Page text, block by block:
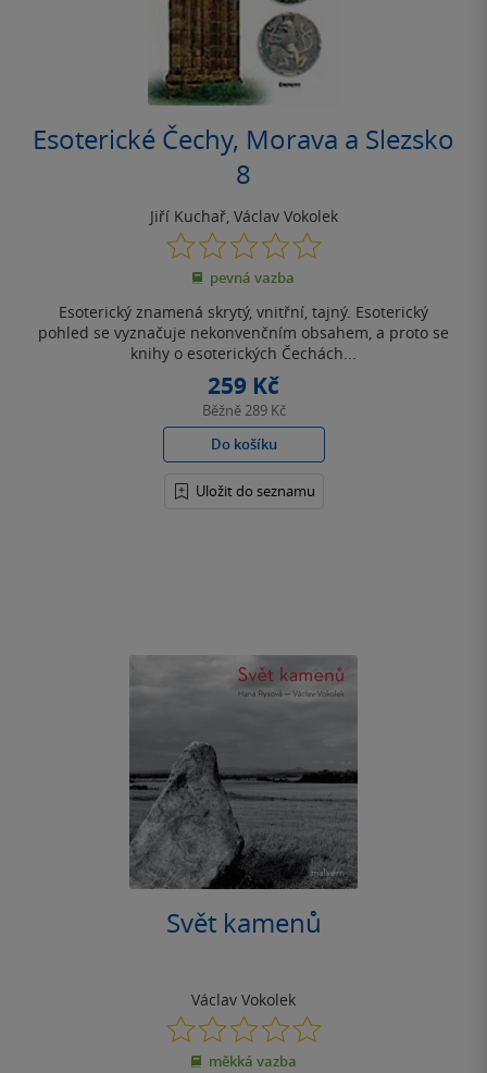
Esoterické Čechy, Morava a Slezsko
8
Jiří Kuchař, Václav Vokolek
0.0
z
5
pevná vazba
Esoterický znamená skrytý, vnitřní, tajný. Esoterický
pohled se vyznačuje nekonvenčním obsahem, a proto se
knihy o esoterických Čechách...
259 Kč
Běžně289 Kč
Do košíku
Uložit do seznamu
Svět kamenů
Václav Vokolek
0.0
z
5
měkká vazba